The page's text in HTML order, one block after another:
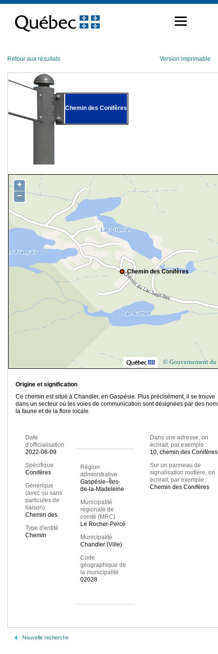
contenu
Retour aux résultats Version imprimable
Chemin des Conifères
Chemin des Conifères
+
−
© Gouvernement du
Origine et signification
Ce chemin est situé à Chandler, en Gaspésie. Plus précisément, il se trouve
dans un secteur où les voies de communication sont désignées par des
la faune et de la flore locale.
Date
d'officialisation
2022-06-09
Spécifique
Conifères
Générique
(avec ou sans
particules de
liaison)
Chemin des
Type d'entité
Chemin
Région
administrative
Gaspésie–Îles-
de-la-Madeleine
Municipalité
régionale de
comté (MRC)
Le Rocher-Percé
Municipalité
Chandler (Ville)
Code
géographique de
la municipalité
02028
Dans une adresse, on
écrirait, par exemple :
10, chemin des Conifères
Sur un panneau de
signalisation routière, on
écrirait, par exemple :
Chemin des Conifères
Nouvelle recherche